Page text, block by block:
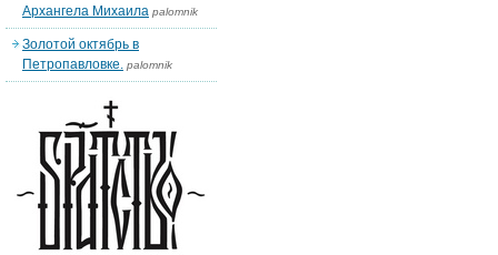
Архангела Михаила palomnik
Золотой октябрь в
Петропавловке. palomnik